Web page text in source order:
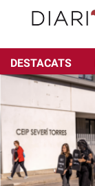
DESTACATS